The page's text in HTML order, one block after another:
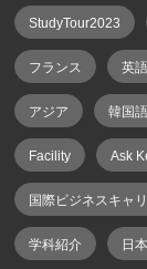
StudyTour2023
フランス 英
アジア 韓国語
Facility Ask
国際ビジネスキャ
学科紹介 日